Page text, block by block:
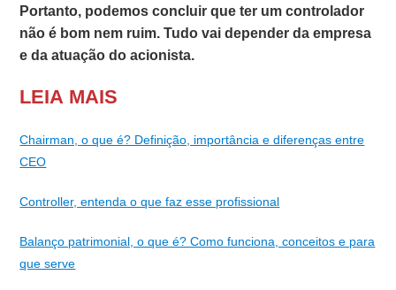
Portanto, podemos concluir que ter um controlador
não é bom nem ruim. Tudo vai depender da empresa
e da atuação do acionista.
LEIA MAIS
Chairman, o que é? Definição, importância e diferenças entre
CEO
Controller, entenda o que faz esse profissional
Balanço patrimonial, o que é? Como funciona, conceitos e para
que serve